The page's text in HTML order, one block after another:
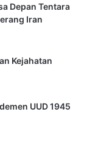
Depan Tentara
Iran
Kejahatan
UUD 1945